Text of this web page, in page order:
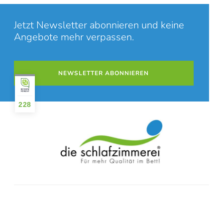
Jetzt Newsletter abonnieren und keine
Angebote mehr verpassen.
NEWSLETTER ABONNIEREN
228